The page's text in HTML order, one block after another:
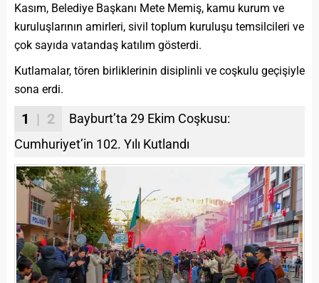
Kasım, Belediye Başkanı Mete Memiş, kamu kurum ve
kuruluşlarının amirleri, sivil toplum kuruluşu temsilcileri ve
çok sayıda vatandaş katılım gösterdi.
Kutlamalar, tören birliklerinin disiplinli ve coşkulu geçişiyle
sona erdi.
1 | 2
Bayburt’ta 29 Ekim Coşkusu:
Cumhuriyet’in 102. Yılı Kutlandı